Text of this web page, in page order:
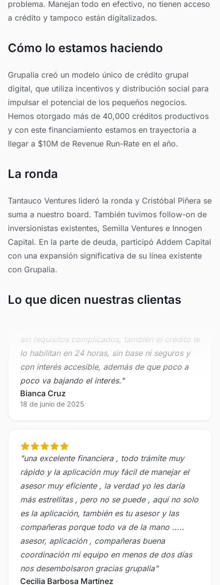
problema. Manejan todo en efectivo, no tienen acceso
a crédito y tampoco están digitalizados.
Cómo lo estamos haciendo
Grupalia creó un modelo único de crédito grupal
digital, que utiliza incentivos y distribución social para
impulsar el potencial de los pequeños negocios.
Hemos otorgado más de 40,000 créditos productivos
y con este financiamiento estamos en trayectoria a
llegar a $10M de Revenue Run-Rate en el año.
La ronda
Tantauco Ventures lideró la ronda y Cristóbal Piñera se
suma a nuestro board. También tuvimos follow-on de
inversionistas existentes, Semilla Ventures e Innogen
Capital. En la parte de deuda, participó Addem Capital
con una expansión significativa de su línea existente
con Grupalia.
Lo que dicen nuestras clientas
La app me gustó mucho pues es muy rápida,
lo habilitan en 24 horas, sin base ni seguros y
con interés accesible, además de que poco a
poco va bajando el interés.
"
Bianca Cruz
18 de junio de 2025
"una excelente financiera , todo trámite muy
rápido y la aplicación muy fácil de manejar el
asesor muy eficiente , la verdad yo les daría
más estrellitas , pero no se puede , aquí no solo
es la aplicación, también es tu asesor y las
compañeras porque todo va de la mano .....
asesor, aplicación , compañeras buena
coordinación mi equipo en menos de dos días
nos desembolsaron gracias grupalia "
Cecilia Barbosa Martínez